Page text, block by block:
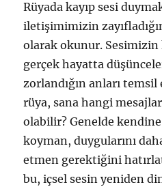
Rüyada kayıp sesi
iletişimimizin
olarak okunur.
gerçek hayatta
zorlandığın anları
rüya, sana hangi
olabilir? Genelde
koyman, duygularını
etmen gerektiğini
bu, içsel sesin yeniden